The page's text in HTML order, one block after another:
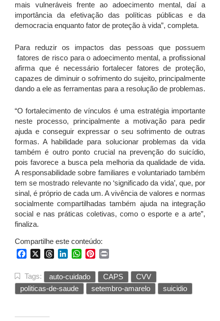
mais vulneráveis frente ao adoecimento mental, daí a
importância da efetivação das políticas públicas e da
democracia enquanto fator de proteção à vida”, completa.
Para reduzir os impactos das pessoas que possuem
fatores de risco para o adoecimento mental, a profissional
afirma que é necessário fortalecer fatores de proteção,
capazes de diminuir o sofrimento do sujeito, principalmente
dando a ele as ferramentas para a resolução de problemas.
“O fortalecimento de vínculos é uma estratégia importante
neste processo, principalmente a motivação para pedir
ajuda e conseguir expressar o seu sofrimento de outras
formas. A habilidade para solucionar problemas da vida
também é outro ponto crucial na prevenção do suicídio,
pois favorece a busca pela melhoria da qualidade de vida.
A responsabilidade sobre familiares e voluntariado também
tem se mostrado relevante no ‘significado da vida’, que, por
sinal, é próprio de cada um. A vivência de valores e normas
socialmente compartilhadas também ajuda na integração
social e nas práticas coletivas, como o esporte e a arte”,
finaliza.
Compartilhe este conteúdo:
FacebookThreadsLinkedInWhatsApp
Pinterest
Tags: auto-cuidado CAPS
CVV
politicas-de-saude
setembro-amarelo suicidio